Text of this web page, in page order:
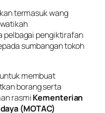
termasuk wang
pelbagai pengiktirafan
sumbangan tokoh
membuat
borang serta
rasmiKementerian
(MOTAC)